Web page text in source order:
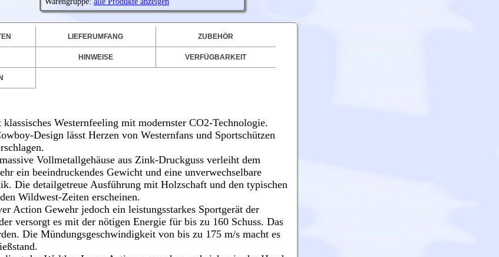
LIEFERUMFANG ZUBEHÖR
HINWEISE VERFÜGBARKEIT
Westernfeeling mit modernster CO2-Technologie.
Design lässt Herzen von Westernfans und Sportschützen
Vollmetallgehäuse aus Zink-Druckguss verleiht dem
ein beeindruckendes Gewicht und eine unverwechselbare
Die detailgetreue Ausführung mit Holzschaft und den typischen
Wildwest-Zeiten erscheinen.
Action Gewehr jedoch ein leistungsstarkes Sportgerät der
versorgt es mit der nötigen Energie für bis zu 160 Schuss. Das
Die Mündungsgeschwindigkeit von bis zu 175 m/s macht es